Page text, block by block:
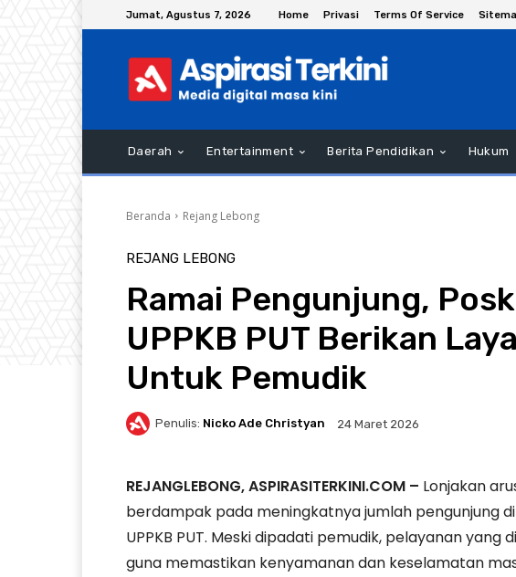
Jumat, Agustus 7, 2026 Home Privasi Terms Of Service
Daerah Entertainment Berita Pendidikan Hukum
Beranda Rejang Lebong
REJANG LEBONG
Ramai Pengunjung,
UPPKB PUT Berikan
Untuk Pemudik
Penulis: Nicko Ade Christyan 24 Maret 2026
REJANGLEBONG, ASPIRASITERKINI.COM – Lonjakan
berdampak pada meningkatnya jumlah pengunjung
UPPKB PUT. Meski dipadati pemudik, pelayanan
guna memastikan kenyamanan dan keselamatan